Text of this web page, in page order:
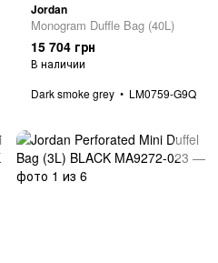
Jordan
Monogram Duffle Bag (40L)
15 704 грн
В наличии
Dark smoke grey
LM0759-G9Q